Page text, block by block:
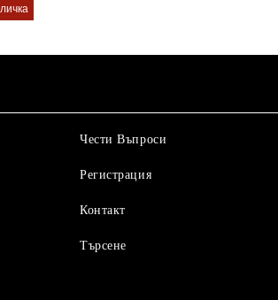
Чести Въпроси
Регистрация
Контакт
Търсене